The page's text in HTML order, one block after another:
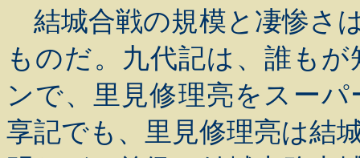
結城合戦の規模と凄惨さ
ものだ。九代記は、誰も
ンで、里見修理亮をスー
享記でも、里見修理亮は結